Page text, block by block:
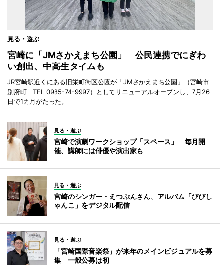
見る・遊ぶ
宮崎に「JMさかえまち公園」 公民連携でにぎわ
い創出、中高生タイムも
JR宮崎駅近くにある旧栄町街区公園が「JMさかえまち公園」（宮崎市
別府町、TEL 0985-74-9997）としてリニューアルオープンし、7月26
日で1カ月がたった。
見る・遊ぶ
宮崎で演劇ワークショップ「スペース」 毎月開
催、講師には俳優や演出家も
見る・遊ぶ
宮崎のシンガー・えつぷんさん、アルバム「びびし
ゃんこ」をデジタル配信
見る・遊ぶ
「宮崎国際音楽祭」が来年のメインビジュアルを募
集 一般公募は初